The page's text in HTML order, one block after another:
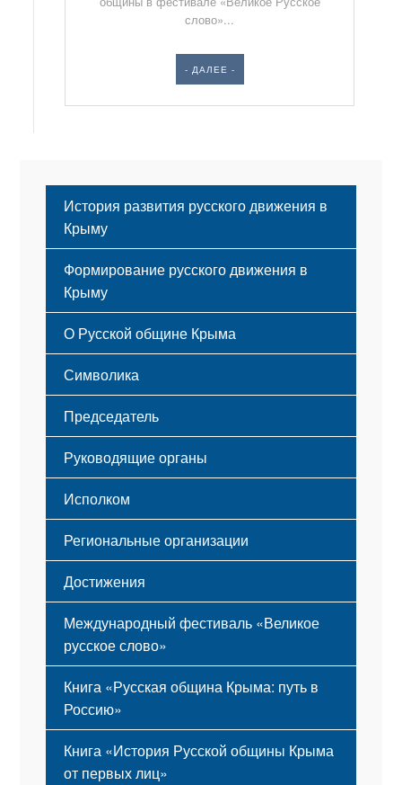
слово»...
- ДАЛЕЕ -
История развития русского движения в
Крыму
Формирование русского движения в
Крыму
Русский Крым
О Русской общине Крыма
Этапы становления
Принципы деятельности
Структура
Мероприятия
Символика
Флаг
Герб
Гимн
Председатель
Руководящие органы
Исполком
Региональные организации
Достижения
Международный фестиваль «Великое
русское слово»
Книга «Русская община Крыма: путь в
Россию»
Книга «История Русской общины Крыма
от первых лиц»